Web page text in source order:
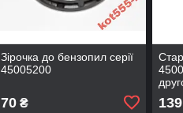
Зірочка до бензопил серії
45005200
70₴ 139